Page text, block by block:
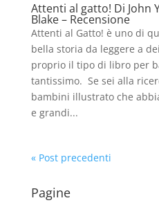
Attenti al gatto! Di John
Blake – Recensione
Attenti al Gatto! è uno di
bella storia da leggere a
proprio il tipo di libro per
tantissimo. Se sei alla
bambini illustrato che
e grandi...
« Post precedenti
Pagine